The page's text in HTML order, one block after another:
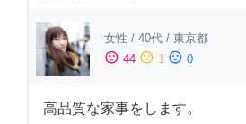
女性 / 40代 / 東京都
sentiment_satisfied 44 sentiment_neutral 1 sentiment_dissatisfied 0
高品質な家事をします。